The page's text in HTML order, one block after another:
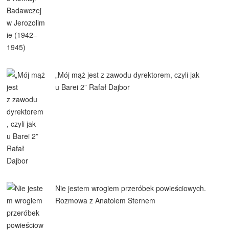
„Mój mąż jest z zawodu dyrektorem, czyli jak
u Barei 2” Rafał Dajbor
Nie jestem wrogiem przeróbek powieściowych.
Rozmowa z Anatolem Sternem